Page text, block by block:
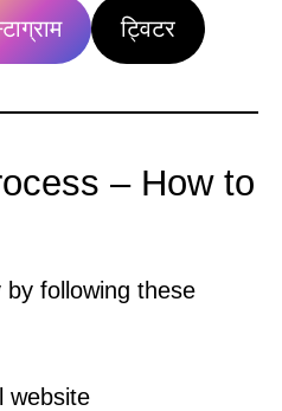
ट्विटर
– How to
following these
website